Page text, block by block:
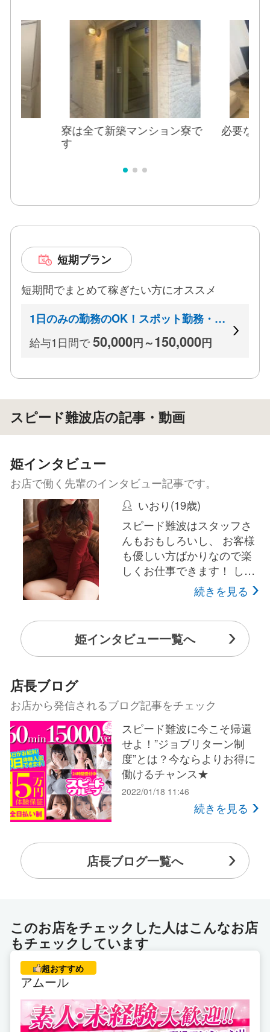
必要な家具家電のご用意あり バス・
短期プラン
短期間でまとめて稼ぎたい方にオススメ
1日のみの勤務のOK！スポット勤務・ス
給与1日間で50,000円～150,000円
スピード難波店の記事・動画
姫インタビュー
お店で働く先輩のインタビュー記事です。
いおり(19歳)
スピード難波はスタッフさ
んもおもしろいし、 お客様
も優しい方ばかりなので楽
しくお仕事できます！ しか
もお店は忙しいので出勤し
た日は必ず稼げます♪ 一緒
続きを見る
姫インタビュー一覧へ
店長ブログ
お店から発信されるブログ記事をチェック
スピード難波に今こそ帰還
せよ！”ジョブリターン制
度”とは？今ならよりお得に
働けるチャンス★
2022/01/18 11:46
続きを見る
店長ブログ一覧へ
このお店をチェックした人はこんなお店
もチェックしています
超おすすめ
アムール